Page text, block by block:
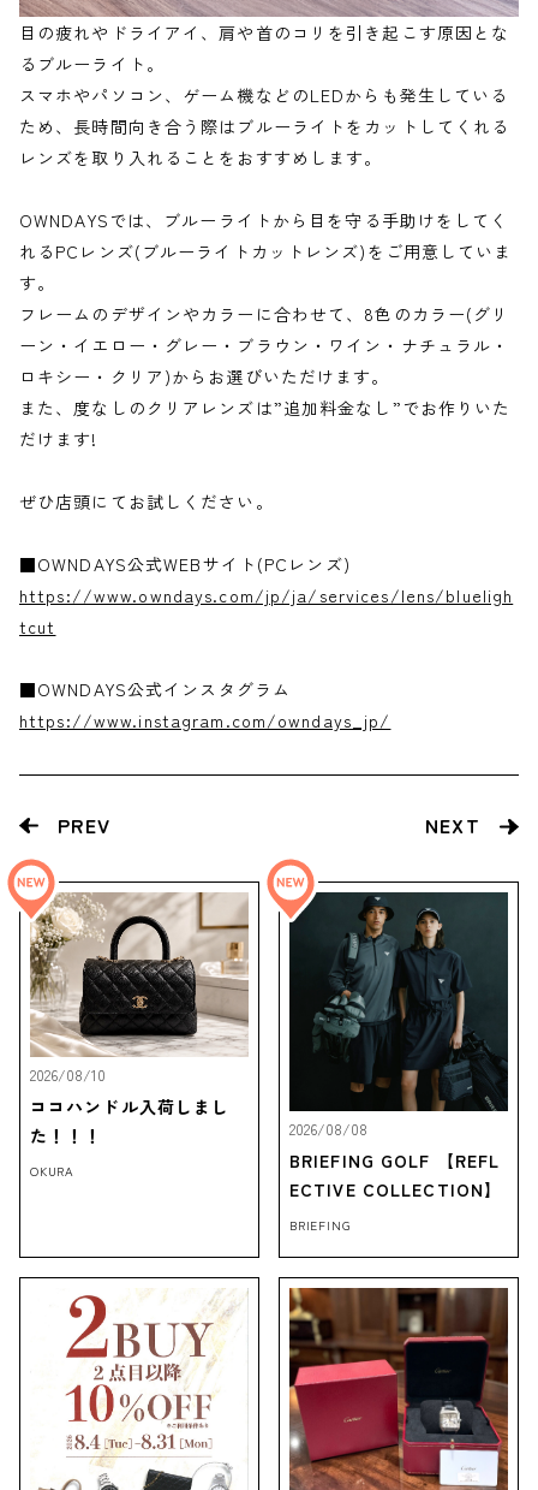
目の疲れやドライアイ、肩や首のコリを引き起こす原因とな
るブルーライト。
スマホやパソコン、ゲーム機などのLEDからも発生している
ため、長時間向き合う際はブルーライトをカットしてくれる
レンズを取り入れることをおすすめします。
OWNDAYSでは、ブルーライトから目を守る手助けをしてく
れるPCレンズ(ブルーライトカットレンズ)をご用意していま
す。
フレームのデザインやカラーに合わせて、8色のカラー(グリ
ーン・イエロー・グレー・ブラウン・ワイン・ナチュラル・
ロキシー・クリア)からお選びいただけます。
また、度なしのクリアレンズは”追加料金なし”でお作りいた
だけます!
ぜひ店頭にてお試しください。
■OWNDAYS公式WEBサイト(PCレンズ)
https://www.owndays.com/jp/ja/services/lens/blueligh
tcut
■OWNDAYS公式インスタグラム
https://www.instagram.com/owndays_jp/
PREV NEXT
2026/08/10
ココハンドル入荷しまし
た！！！
OKURA
2026/08/08
BRIEFING GOLF 【REFL
ECTIVE COLLECTION】
BRIEFING